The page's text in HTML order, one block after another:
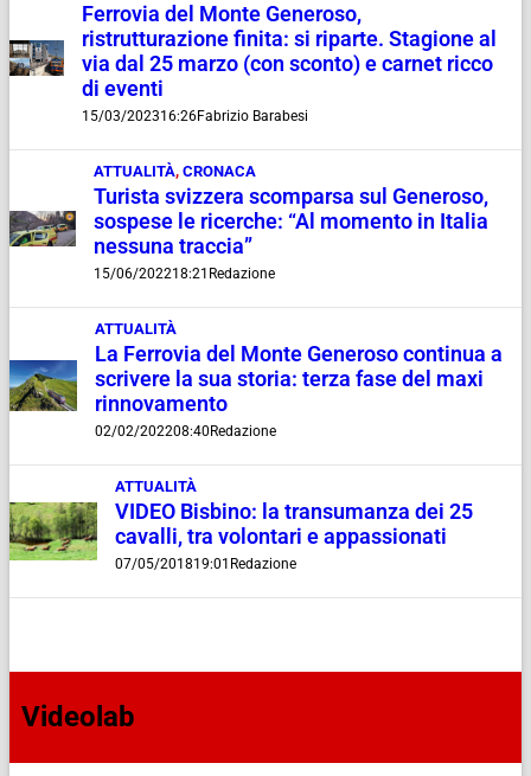
Ferrovia del Monte Generoso,
ristrutturazione finita: si riparte. Stagione al
via dal 25 marzo (con sconto) e carnet ricco
di eventi
15/03/202316:26Fabrizio Barabesi
ATTUALITÀ,CRONACA
Turista svizzera scomparsa sul Generoso,
sospese le ricerche: “Al momento in Italia
nessuna traccia”
15/06/202218:21 Redazione
ATTUALITÀ
La Ferrovia del Monte Generoso continua a
scrivere la sua storia: terza fase del maxi
rinnovamento
02/02/202208:40Redazione
ATTUALITÀ
VIDEO Bisbino: la transumanza dei 25
cavalli, tra volontari e appassionati
07/05/201819:01 Redazione
Videolab